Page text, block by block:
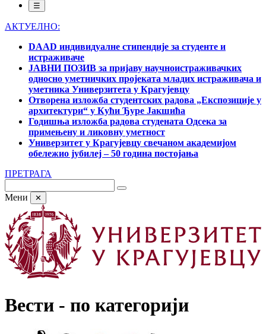
☰
АКТУЕЛНО:
DAAD индивидуалне стипендије за студенте и
истраживаче
ЈАВНИ ПОЗИВ за пријаву научноистраживачких
односно уметничких пројеката младих истраживача и
уметника Универзитета у Крагујевцу
Отворена изложба студентских радова „Експозиције у
архитектури“ у Кући Ђуре Јакшића
Годишња изложба радова студената Одсека за
примењену и ликовну уметност
Универзитет у Крагујевцу свечаном академијом
обележио јубилеј – 50 година постојања
ПРЕТРАГА
Мени ✕
Вести - по категорији